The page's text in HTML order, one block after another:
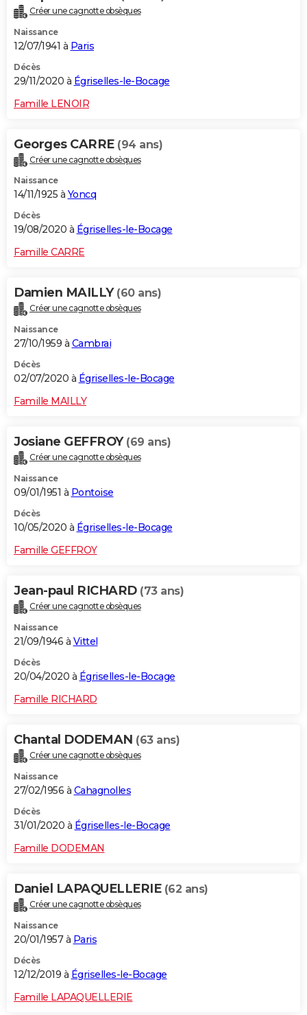
Créer une cagnotte obsèques
Naissance
12/07/1941 à Paris
Décès
29/11/2020 à Égriselles-le-Bocage
Famille LENOIR
Georges CARRE (94 ans)
Créer une cagnotte obsèques
Naissance
14/11/1925 à Yoncq
Décès
19/08/2020 à Égriselles-le-Bocage
Famille CARRE
Damien MAILLY (60 ans)
Créer une cagnotte obsèques
Naissance
27/10/1959 à Cambrai
Décès
02/07/2020 à Égriselles-le-Bocage
Famille MAILLY
Josiane GEFFROY (69 ans)
Créer une cagnotte obsèques
Naissance
09/01/1951 à Pontoise
Décès
10/05/2020 à Égriselles-le-Bocage
Famille GEFFROY
Jean-paul RICHARD (73 ans)
Créer une cagnotte obsèques
Naissance
21/09/1946 à Vittel
Décès
20/04/2020 à Égriselles-le-Bocage
Famille RICHARD
Chantal DODEMAN (63 ans)
Créer une cagnotte obsèques
Naissance
27/02/1956 à Cahagnolles
Décès
31/01/2020 à Égriselles-le-Bocage
Famille DODEMAN
Daniel LAPAQUELLERIE (62 ans)
Créer une cagnotte obsèques
Naissance
20/01/1957 à Paris
Décès
12/12/2019 à Égriselles-le-Bocage
Famille LAPAQUELLERIE